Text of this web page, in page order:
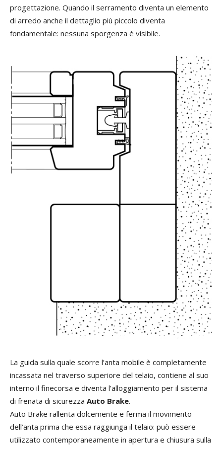
progettazione. Quando il serramento diventa un elemento
di arredo anche il dettaglio più piccolo diventa
fondamentale: nessuna sporgenza è visibile.
La guida sulla quale scorre l’anta mobile è completamente
incassata nel traverso superiore del telaio, contiene al suo
interno il finecorsa e diventa l’alloggiamento per il sistema
di frenata di sicurezza Auto Brake.
Auto Brake rallenta dolcemente e ferma il movimento
dell’anta prima che essa raggiunga il telaio: può essere
utilizzato contemporaneamente in apertura e chiusura sulla